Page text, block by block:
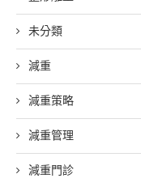
未分類
減重
減重策略
減重管理
減重門診